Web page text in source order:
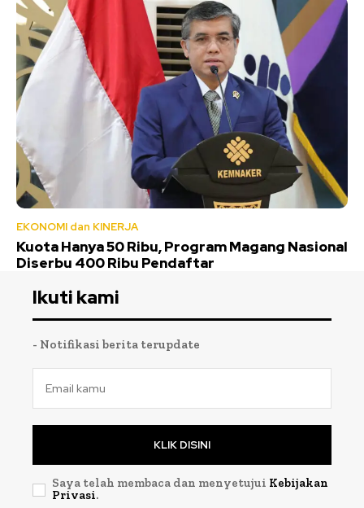
EKONOMI dan KINERJA
Kuota Hanya 50 Ribu, Program Magang Nasional
Diserbu 400 Ribu Pendaftar
Ikuti kami
- Notifikasi berita terupdate
KLIK DISINI
Saya telah membaca dan menyetujui Kebijakan
Privasi.